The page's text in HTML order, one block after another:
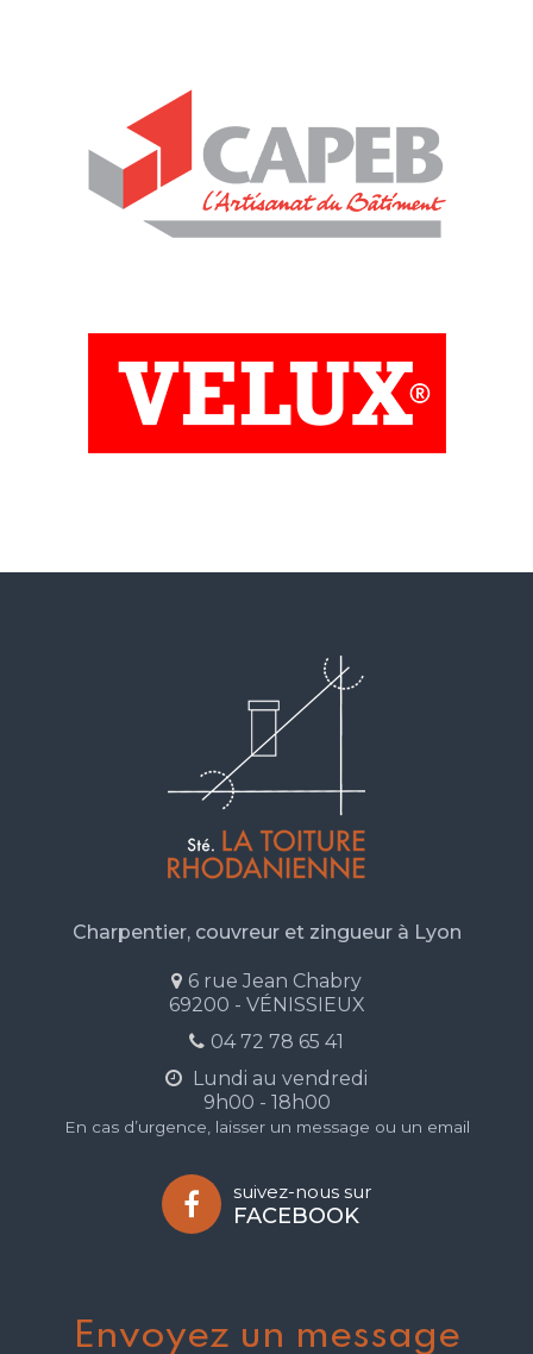
Charpentier, couvreur et zingueur à Lyon
6 rue Jean Chabry
69200 - VÉNISSIEUX
04 72 78 65 41
Lundi au vendredi
9h00 - 18h00
En cas d’urgence, laisser un message ou un email
suivez-nous sur
FACEBOOK
Envoyez un message